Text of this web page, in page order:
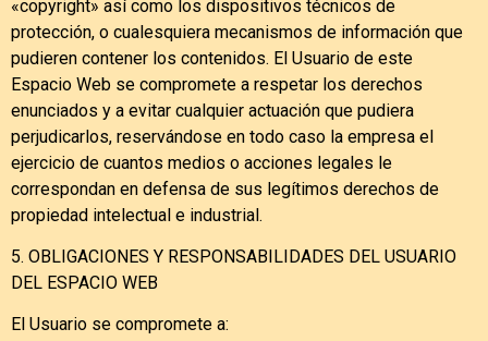
«copyright» así como los dispositivos técnicos de
protección, o cualesquiera mecanismos de información que
pudieren contener los contenidos. El Usuario de este
Espacio Web se compromete a respetar los derechos
enunciados y a evitar cualquier actuación que pudiera
perjudicarlos, reservándose en todo caso la empresa el
ejercicio de cuantos medios o acciones legales le
correspondan en defensa de sus legítimos derechos de
propiedad intelectual e industrial.
5. OBLIGACIONES Y RESPONSABILIDADES DEL USUARIO
DEL ESPACIO WEB
El Usuario se compromete a: